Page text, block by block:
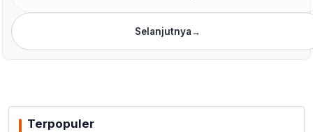
Selanjutnya→
Terpopuler